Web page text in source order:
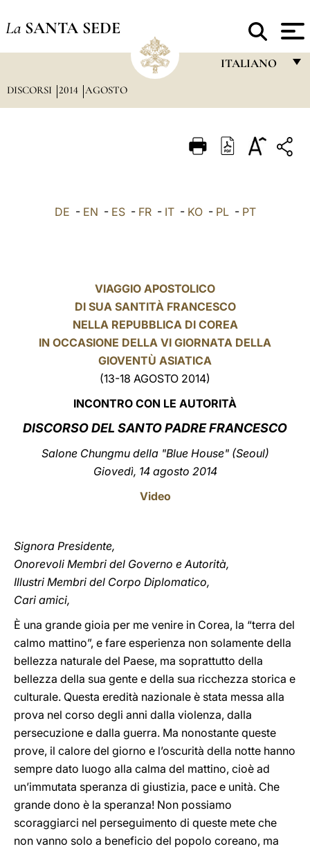
La SANTA SEDE
ITALIANO
ITALIANO
中文
LATINE
DISCORSI 2014 AGOSTO
DE - EN - ES- FR- IT- KO- PL- PT
VIAGGIO APOSTOLICO
DI SUA SANTITÀ FRANCESCO
NELLA REPUBBLICA DI COREA
IN OCCASIONE DELLA VI GIORNATA DELLA
GIOVENTÙ ASIATICA
(13-18 AGOSTO 2014)
INCONTRO CON LE AUTORITÀ
DISCORSO DEL SANTO PADRE FRANCESCO
Salone Chungmu della "Blue House" (Seoul)
Giovedì, 14 agosto 2014
Video
Signora Presidente,
Onorevoli Membri del Governo e Autorità,
Illustri Membri del Corpo Diplomatico,
Cari amici,
È una grande gioia per me venire in Corea, la “terra del
calmo mattino”, e fare esperienza non solamente della
bellezza naturale del Paese, ma soprattutto della
bellezza della sua gente e della sua ricchezza storica e
culturale. Questa eredità nazionale è stata messa alla
prova nel corso degli anni dalla violenza, dalla
persecuzione e dalla guerra. Ma nonostante queste
prove, il calore del giorno e l’oscurità della notte hanno
sempre dato luogo alla calma del mattino, cioè ad
un’immutata speranza di giustizia, pace e unità. Che
grande dono è la speranza! Non possiamo
scoraggiarci nel perseguimento di queste mete che
non vanno solo a beneficio del popolo coreano, ma